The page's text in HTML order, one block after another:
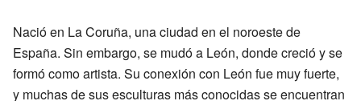
Nació en La Coruña, una ciudad en el noroeste de
España. Sin embargo, se mudó a León, donde creció y se
formó como artista. Su conexión con León fue muy fuerte,
y muchas de sus esculturas más conocidas se encuentran